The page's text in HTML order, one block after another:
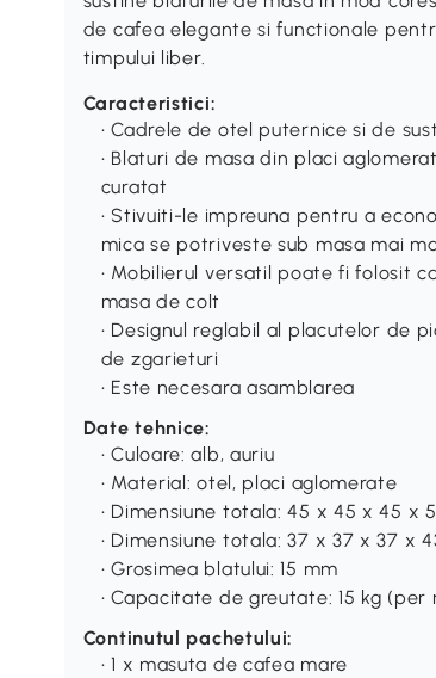
de cafea elegante si functionale
timpului liber.
Caracteristici:
• Cadrele de otel puternice si de
• Blaturi de masa din placi
curatat
• Stivuiti-le impreuna pentru a
mica se potriveste sub masa mai
• Mobilierul versatil poate fi folosit
masa de colt
• Designul reglabil al placutelor de
de zgarieturi
• Este necesara asamblarea
Date tehnice:
• Culoare: alb, auriu
• Material: otel, placi aglomerate
• Dimensiune totala: 45 x 45 x 45 x
• Dimensiune totala: 37 x 37 x 37 x
• Grosimea blatului: 15 mm
• Capacitate de greutate: 15 kg (per
Continutul pachetului:
• 1 x masuta de cafea mare